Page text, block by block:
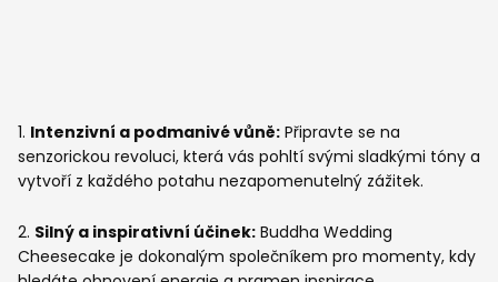
1. Intenzivní a podmanivé vůně: Připravte se na
senzorickou revoluci, která vás pohltí svými sladkými tóny a
vytvoří z každého potahu nezapomenutelný zážitek.
2. Silný a inspirativní účinek: Buddha Wedding
Cheesecake je dokonalým společníkem pro momenty, kdy